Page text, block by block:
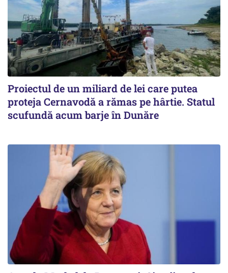
Proiectul de un miliard de lei care putea
proteja Cernavodă a rămas pe hârtie. Statul
scufundă acum barje în Dunăre